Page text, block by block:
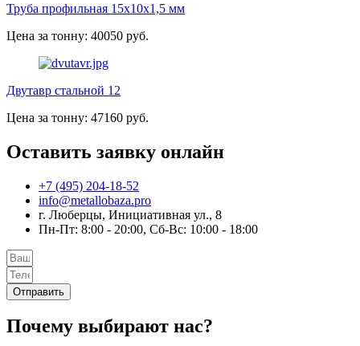
Труба профильная 15х10х1,5 мм
Цена за тонну: 40050 руб.
Двутавр стальной 12
Цена за тонну: 47160 руб.
Оставить заявку онлайн
+7 (495) 204-18-52
info@metallobaza.pro
г. Люберцы, Инициативная ул., 8
Пн-Пт: 8:00 - 20:00, Сб-Вс: 10:00 - 18:00
Отправить
Почему выбирают нас?